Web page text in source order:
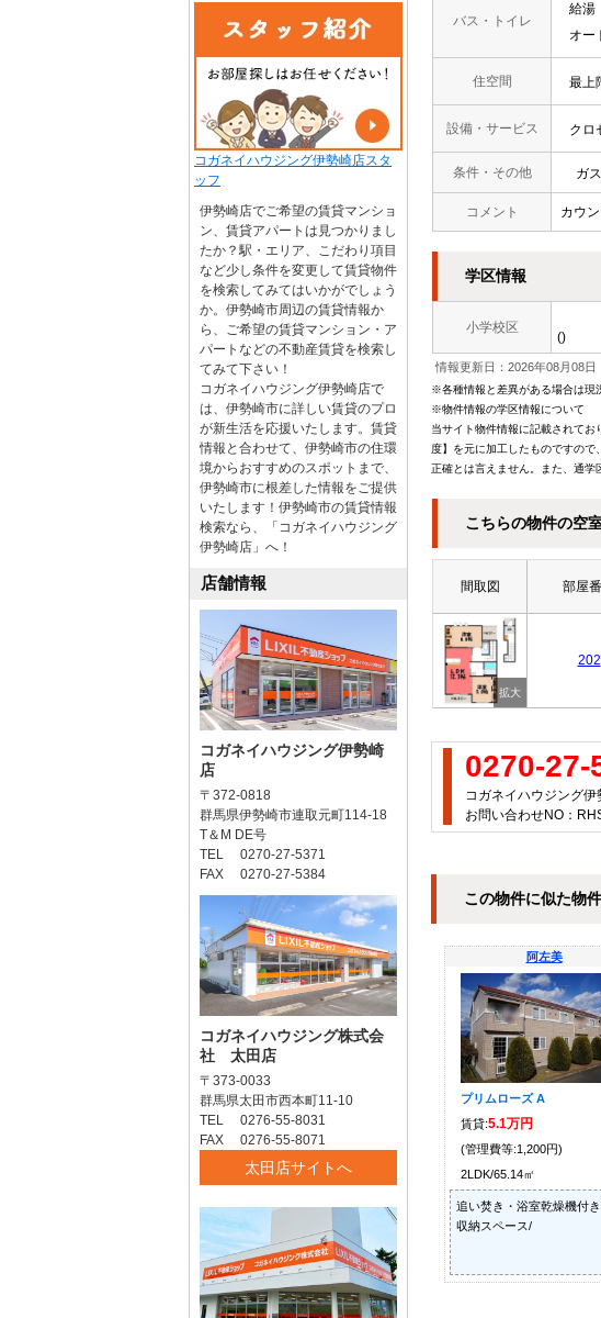
バス・トイレ
給湯
オー
住空間 最上
設備・サービス クロ
条件・その他 ガ
コメント カウ
学区情報
小学校区
()
情報更新日：2026年08月08日
※各種情報と差異がある場合は現
※物件情報の学区情報について
当サイト物件情報に記載されて
度】を元に加工したものですの
正確とは言えません。また、通学
こちらの物件の空
間取図 部屋
202
0270-27-
コガネイハウジング伊
お問い合わせNO：
この物件に似た物
阿左美
プリムローズ A
賃貸:5.1万円
(管理費等:1,200円)
2LDK/65.14㎡
追い焚き・浴室乾燥機付
収納スペース/
コガネイハウジング伊勢崎店スタ
ッフ
伊勢崎店でご希望の賃貸マンショ
ン、賃貸アパートは見つかりまし
たか？駅・エリア、こだわり項目
など少し条件を変更して賃貸物件
を検索してみてはいかがでしょう
か。伊勢崎市周辺の賃貸情報か
ら、ご希望の賃貸マンション・ア
パートなどの不動産賃貸を検索し
てみて下さい！
コガネイハウジング伊勢崎店で
は、伊勢崎市に詳しい賃貸のプロ
が新生活を応援いたします。賃貸
情報と合わせて、伊勢崎市の住環
境からおすすめのスポットまで、
伊勢崎市に根差した情報をご提供
いたします！伊勢崎市の賃貸情報
検索なら、「コガネイハウジング
伊勢崎店」へ！
店舗情報
コガネイハウジング伊勢崎
店
〒372-0818
群馬県伊勢崎市連取元町114-18
T＆M DE号
TEL 0270-27-5371
FAX 0270-27-5384
コガネイハウジング株式会
社 太田店
〒373-0033
群馬県太田市西本町11-10
TEL 0276-55-8031
FAX 0276-55-8071
太田店サイトへ